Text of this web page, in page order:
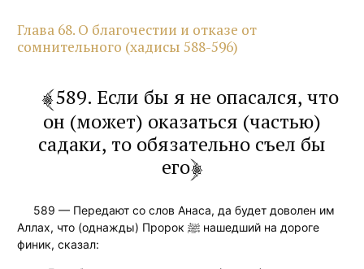
Глава 68. О благочестии и отказе от
сомнительного (хадисы 588-596)
589. Если бы я не опасался, что
он (может) оказаться (частью)
садаки, то обязательно съел бы
его
589 — Передают со слов Анаса, да будет доволен им
Аллах, что (однажды) Пророк ﷺ нашедший на дороге
финик, сказал: